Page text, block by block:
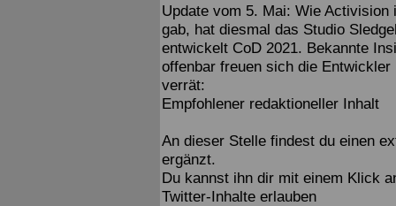
Update vom 5. Mai: Wie
gab, hat diesmal das Studio
entwickelt CoD 2021. Bekannte
offenbar freuen sich die
verrät:
Empfohlener redaktioneller Inhalt
An dieser Stelle findest du einen
ergänzt.
Du kannst ihn dir mit einem Klick
Twitter-Inhalte erlauben